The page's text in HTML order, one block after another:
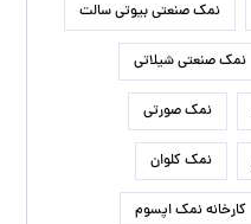
نمک صنعتی بیوتی سالت
نمک صنعتی شیلاتی
نمک صورتی
نمک کلوان
کارخانه نمک اپسوم